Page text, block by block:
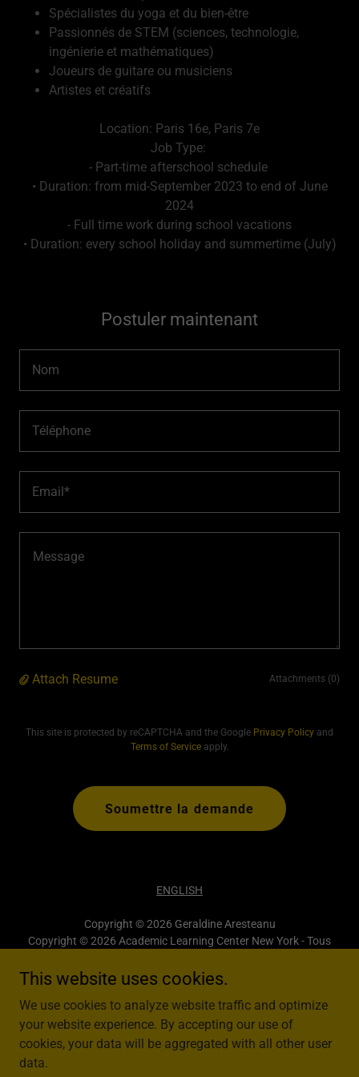
Spécialistes du yoga et du bien-être
Passionnés de STEM (sciences, technologie,
ingénierie et mathématiques)
Joueurs de guitare ou musiciens
Artistes et créatifs
Location: Paris 16e, Paris 7e
Job Type:
- Part-time afterschool schedule
• Duration: from mid-September 2023 to end of June
2024
- Full time work during school vacations
• Duration: every school holiday and summertime (July)
Postuler maintenant
Nom
Téléphone
Email*
Attach Resume Attachments (0)
This site is protected by reCAPTCHA and the Google Privacy Policy and
Terms of Serviceapply.
Soumettre la demande
ENGLISH
Copyright © 2026 Geraldine Aresteanu
Copyright © 2026 Academic Learning Center New York - Tous
Powered by
This website uses cookies.
We use cookies to analyze website traffic and optimize
your website experience. By accepting our use of
cookies, your data will be aggregated with all other user
data.